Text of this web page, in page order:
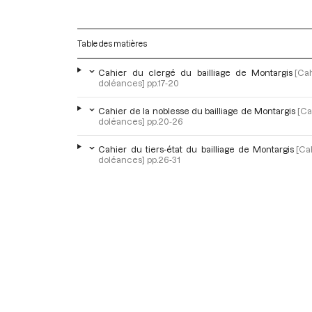
Table des matières
Cahier du clergé du bailliage de Montargis
doléances] pp.17-20
Cahier de la noblesse du bailliage de Montargis
doléances] pp.20-26
Cahier du tiers-état du bailliage de Montargis
doléances] pp.26-31